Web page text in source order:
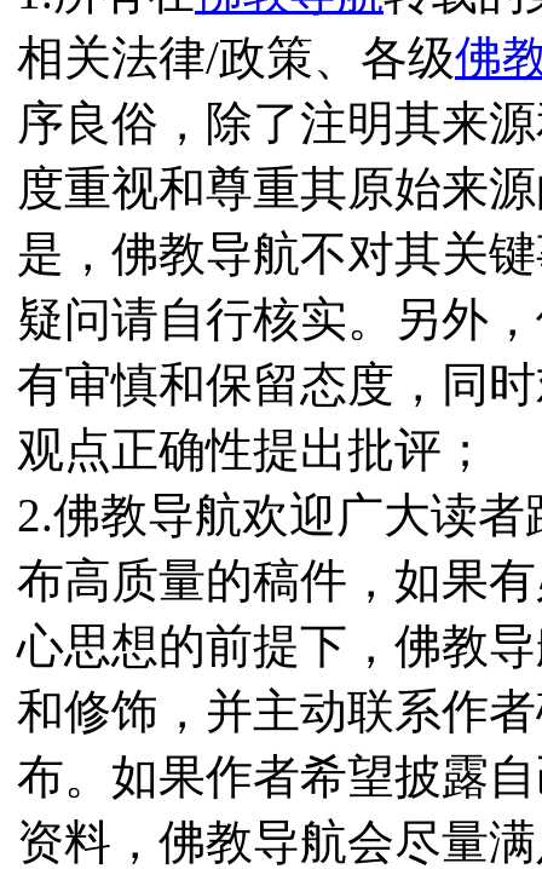
相关法律/政策、各级佛
序良俗，除了注明其来
度重视和尊重其原始来
是，佛教导航不对其关
疑问请自行核实。另外
有审慎和保留态度，同
观点正确性提出批评；
2.佛教导航欢迎广大读
布高质量的稿件，如果
心思想的前提下，佛教
和修饰，并主动联系作
布。如果作者希望披露
资料，佛教导航会尽量